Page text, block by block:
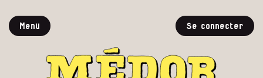
Menu Se connecter